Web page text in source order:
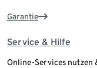
Garantie
Service & Hilfe
Online-Services nutzen